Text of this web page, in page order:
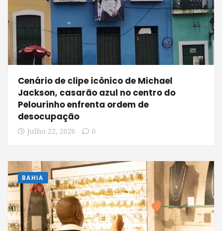
Cenário de clipe icônico de Michael
Jackson, casarão azul no centro do
Pelourinho enfrenta ordem de
desocupação
julho 22, 2026 0
BAHIA